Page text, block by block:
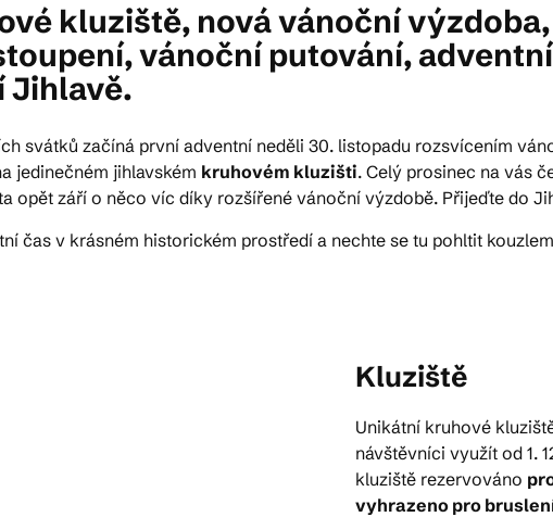
kluziště, nová vánoční
vánoční putování,
Jihlavě.
svátků začíná první adventní neděli 30. listopadu rozsvícením
jedinečném jihlavském kruhovém kluzišti. Celý prosinec na vás
opět září o něco víc díky rozšířené vánoční výzdobě. Přijeďte do
čas v krásném historickém prostředí a nechte se tu pohltit
Kluziště
Unikátní kruhové
návštěvníci využít od 1.
kluziště rezervováno
vyhrazeno pro